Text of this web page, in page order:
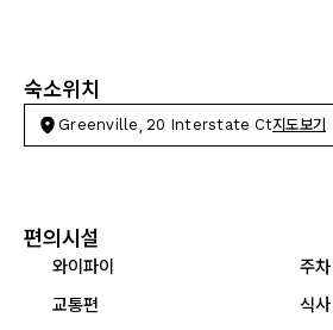
숙소위치
Greenville, 20 Interstate Ct지도보기
편의시설
와이파이
주차
교통편
식